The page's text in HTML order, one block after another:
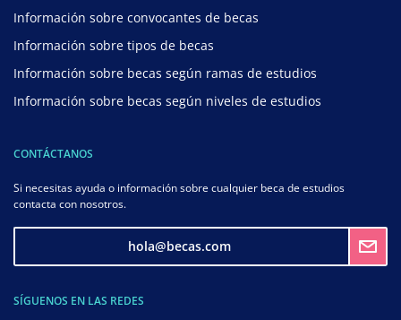
Información sobre convocantes de becas
Información sobre tipos de becas
Información sobre becas según ramas de estudios
Información sobre becas según niveles de estudios
CONTÁCTANOS
Si necesitas ayuda o información sobre cualquier beca de estudios
contacta con nosotros.
hola@becas.com
SÍGUENOS EN LAS REDES